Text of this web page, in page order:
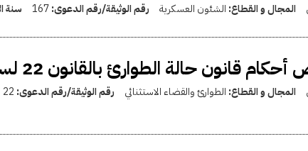
المجال و القطاع: الشئون العسكرية رقم الوثيقة/رقم الدعوى:167 سنة
قانون حالة الطوارئ بالقانون 22 لسنة 2020
المجال و القطاع: الطوارئ والقضاء الاستثنائي رقم الوثيقة/رقم الدعوى: 22